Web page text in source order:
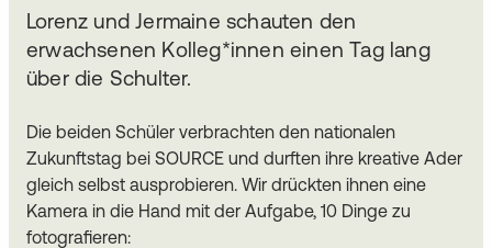
Lorenz und Jermaine schauten den
erwachsenen Kolleg*innen einen Tag lang
über die Schulter.
Die beiden Schüler verbrachten den nationalen
Zukunftstag bei SOURCE und durften ihre kreative Ader
gleich selbst ausprobieren. Wir drückten ihnen eine
Kamera in die Hand mit der Aufgabe, 10 Dinge zu
fotografieren: